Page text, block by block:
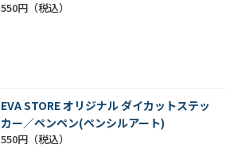
550円
EVA STORE オリジナル ダイカットステッ
カー／ペンペン(ペンシルアート)
550円